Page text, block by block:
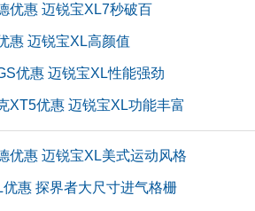
优惠 迈锐宝XL7秒破百
惠 迈锐宝XL高颜值
优惠 迈锐宝XL性能强劲
XT5优惠 迈锐宝XL功能丰富
优惠 迈锐宝XL美式运动风格
惠 探界者大尺寸进气格栅